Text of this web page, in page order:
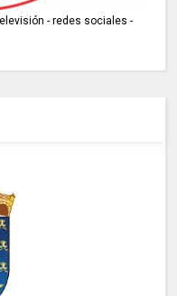
- redes sociales -